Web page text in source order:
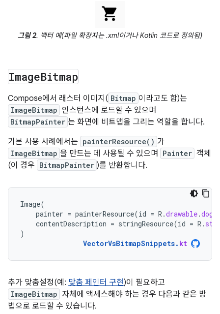
그림 2. 벡터 예(파일 확장자는 .xml이거나 Kotlin 코드로 정의됨)
ImageBitmap
Compose에서 래스터 이미지( Bitmap 이라고도 함)는
ImageBitmap 인스턴스에 로드할 수 있으며
BitmapPainter 는 화면에 비트맵을 그리는 역할을 합니다.
기본 사용 사례에서는 painterResource() 가
ImageBitmap 을 만드는 데 사용될 수 있으며 Painter 객체
(이 경우 BitmapPainter )를 반환합니다.
Image(
painter = painterResource(id = R .drawable.dog
contentDescription = stringResource(id = R .
)
VectorVsBitmapSnippets. kt
추가 맞춤설정(예: 맞춤 페인터 구현)이 필요하고
ImageBitmap 자체에 액세스해야 하는 경우 다음과 같은 방
법으로 로드할 수 있습니다.